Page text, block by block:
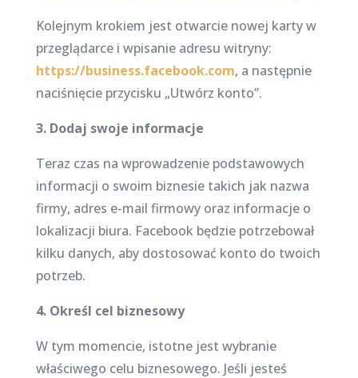
Kolejnym krokiem jest otwarcie nowej karty w
przeglądarce i wpisanie adresu witryny:
https://business.facebook.com, a następnie
naciśnięcie przycisku „Utwórz konto”.
3. Dodaj swoje informacje
Teraz czas na wprowadzenie podstawowych
informacji o swoim biznesie takich jak nazwa
firmy, adres e-mail firmowy oraz informacje o
lokalizacji biura. Facebook będzie potrzebował
kilku danych, aby dostosować konto do twoich
potrzeb.
4. Określ cel biznesowy
W tym momencie, istotne jest wybranie
właściwego celu biznesowego. Jeśli jesteś